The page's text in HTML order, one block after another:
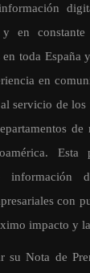
en
toda España
en
servicio de
de
Esta
información
con
impacto y
su Nota de